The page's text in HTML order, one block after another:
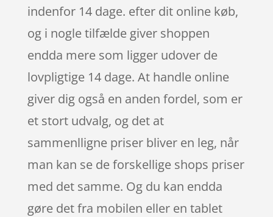
indenfor 14 dage. efter dit online køb,
og i nogle tilfælde giver shoppen
endda mere som ligger udover de
lovpligtige 14 dage. At handle online
giver dig også en anden fordel, som er
et stort udvalg, og det at
sammenlligne priser bliver en leg, når
man kan se de forskellige shops priser
med det samme. Og du kan endda
gøre det fra mobilen eller en tablet